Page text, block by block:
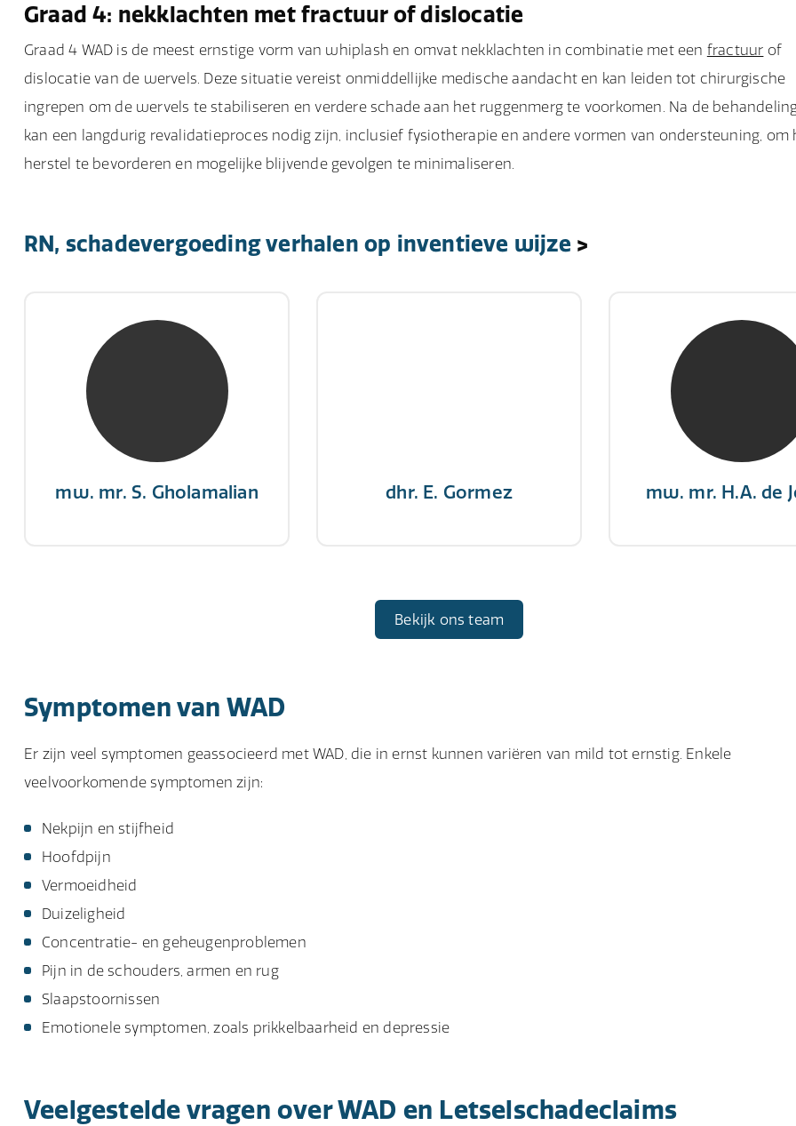
Graad 4: nekklachten met fractuur of dislocatie
Graad 4 WAD is de meest ernstige vorm van whiplash en omvat nekklachten in combinatie met een fractuur of
dislocatie van de wervels. Deze situatie vereist onmiddellijke medische aandacht en kan leiden tot chirurgische
ingrepen om de wervels te stabiliseren en verdere schade aan het ruggenmerg te voorkomen. Na de
kan een langdurig revalidatieproces nodig zijn, inclusief fysiotherapie en andere vormen van ondersteuning, om
herstel te bevorderen en mogelijke blijvende gevolgen te minimaliseren.
RN, schadevergoeding verhalen op inventieve wijze >
mw. mr. S. Gholamalian
mw. mr. S. Gholamalian
NIVRE Register-Expert
“Als je de richting van de wind
niet kunt veranderen, verander
dan de stand van je zeilen.”
dhr. E. Gormez mw. mr. H.A. de
mw. mr. H.A. de
NIVRE Register-
"There is no elevator to
you need to take the
Bekijk ons team
Symptomen van WAD
Er zijn veel symptomen geassocieerd met WAD, die in ernst kunnen variëren van mild tot ernstig. Enkele
veelvoorkomende symptomen zijn:
Nekpijn en stijfheid
Hoofdpijn
Vermoeidheid
Duizeligheid
Concentratie- en geheugenproblemen
Pijn in de schouders, armen en rug
Slaapstoornissen
Emotionele symptomen, zoals prikkelbaarheid en depressie
Veelgestelde vragen over WAD en Letselschadeclaims